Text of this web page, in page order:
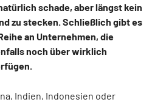
schade, aber längst kein
zu stecken. Schließlich gibt es
an Unternehmen, die
noch über wirklich
Indien, Indonesien oder